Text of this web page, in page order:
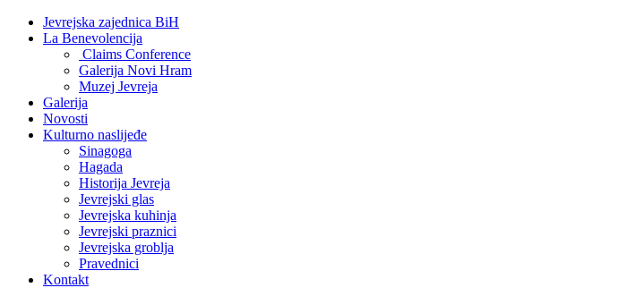
Jevrejska zajednica BiH
La Benevolencija
Claims Conference
Galerija Novi Hram
Muzej Jevreja
Galerija
Novosti
Kulturno naslijeđe
Sinagoga
Hagada
Historija Jevreja
Jevrejski glas
Jevrejska kuhinja
Jevrejski praznici
Jevrejska groblja
Pravednici
Kontakt